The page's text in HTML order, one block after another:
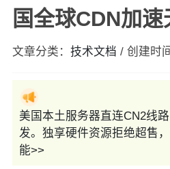
国全球CDN加速
文章分类： 技术文档 / 创建时
美国本土服务器直连CN2线
发。独享硬件资源拒绝超售
能>>